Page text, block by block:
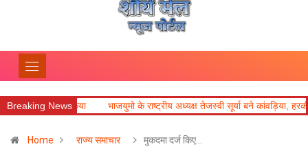
Breaking News
आयोजन किया भाजयुमो के राष्ट्रीय अध्यक्ष तेजस्वी सूर्या बने कांवड़िया, हरकी
Home राज्य समाचार मुकदमा दर्ज किए…